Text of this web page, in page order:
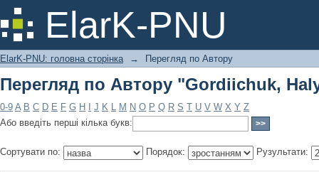
ElarK-PNU
Перегляд по Автору "Gordiichuk,
ElarK-PNU: головна сторінка → Перегляд по Автору
Перегляд по Автору "Gordiichuk,
0-9 A B C D E F G H J K L M N O P Q R S T U V W X Y Z
Або введіть перші кілька букв:
Сортувати по: Порядок: Рузультати: